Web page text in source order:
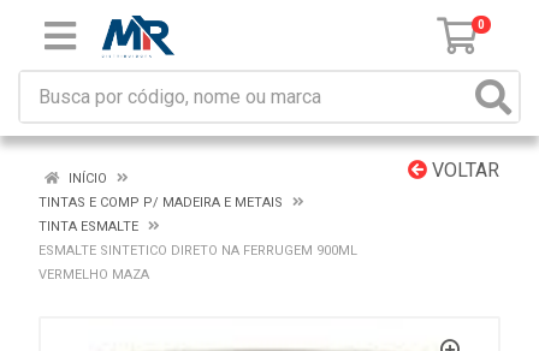
0
VOLTAR
INÍCIO
TINTAS E COMP P/ MADEIRA E METAIS
TINTA ESMALTE
ESMALTE SINTETICO DIRETO NA FERRUGEM 900ML
VERMELHO MAZA